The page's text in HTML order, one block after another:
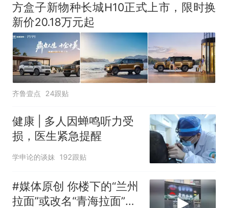
方盒子新物种长城H10正式上市，限时换
新价20.18万元起
齐鲁壹点 24跟贴
健康 | 多人因蝉鸣听力受
损，医生紧急提醒
学申论的谈妹 192跟贴
#媒体原创 你楼下的“兰州
拉面”或改名“青海拉面”，